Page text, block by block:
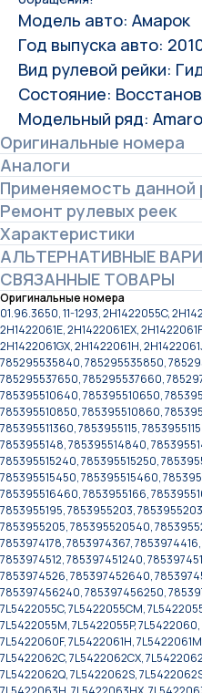
Модель авто: Амарок
Год выпуска авто:
Вид рулевой рейки:
Состояние:
Модельный ряд:
Оригинальные номера
Аналоги
Применяемость данной
Ремонт рулевых реек
Характеристики
АЛЬТЕРНАТИВНЫЕ
СВЯЗАННЫЕ ТОВАРЫ
Оригинальные номера
01.96.3650, 11-1293, 2H1422055C,
2H1422061E, 2H1422061EX,
2H1422061GX, 2H1422061H,
785295535840, 785295535850,
785295537650, 785295537660,
785395510640, 785395510650,
785395510850, 785395510860,
785395511360, 7853955115,
7853955148, 785395514840,
785395515240, 785395515250,
785395515450, 785395515460,
785395516460, 7853955166,
7853955195, 7853955203,
7853955205, 785395520540,
7853974178, 7853974367,
7853974512, 785397451240,
7853974526, 785397452640,
785397456240, 785397456250,
7L5422055C, 7L5422055CM,
7L5422055M, 7L5422055P,
7L5422060F, 7L5422061H,
7L5422062C, 7L5422062CX,
7L5422062Q, 7L5422062S,